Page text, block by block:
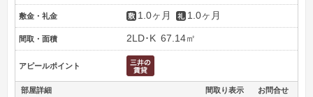
敷金・礼金 1.0ヶ月 1.0ヶ月
間取・面積 2LD･K 67.14㎡
アピールポイント
部屋詳細 間取り表示 お問合せ